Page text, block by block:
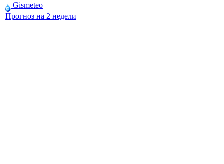
Gismeteo
Прогноз на 2 недели